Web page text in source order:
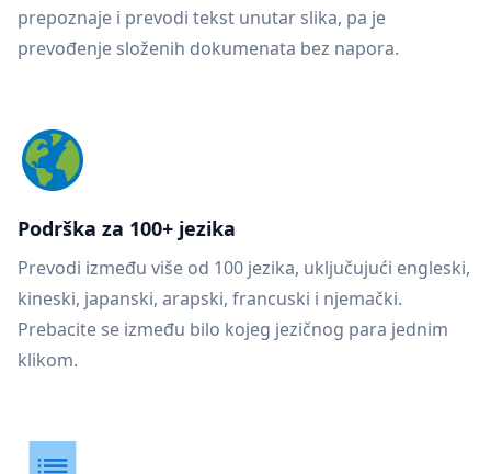
prepoznaje i prevodi tekst unutar slika, pa je
prevođenje složenih dokumenata bez napora.
Podrška za 100+ jezika
Prevodi između više od 100 jezika, uključujući engleski,
kineski, japanski, arapski, francuski i njemački.
Prebacite se između bilo kojeg jezičnog para jednim
klikom.